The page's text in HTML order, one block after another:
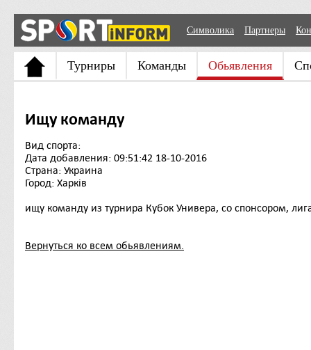
Символика Партнеры
Турниры Команды Обьявления
Ищу команду
Вид спорта:
Дата добавления: 09:51:42 18-10-2016
Страна: Украина
Город: Харків
ищу команду из турнира Кубок Универа, со спонсором,
Вернуться ко всем обьявлениям.